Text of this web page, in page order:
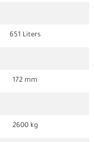
651 Liters
172 mm
2600 kg